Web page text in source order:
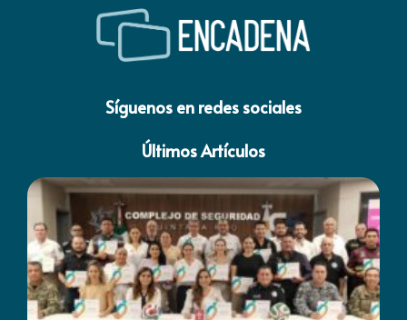
Síguenos en redes sociales
Últimos Artículos